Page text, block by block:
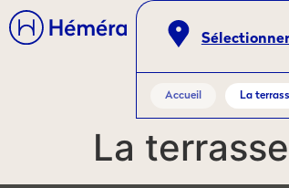
Accueil La
La terrasse